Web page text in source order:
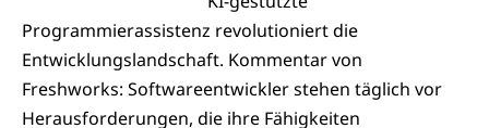
Programmierassistenz revolutioniert die
Entwicklungslandschaft. Kommentar von
Freshworks: Softwareentwickler stehen täglich vor
Herausforderungen, die ihre Fähigkeiten